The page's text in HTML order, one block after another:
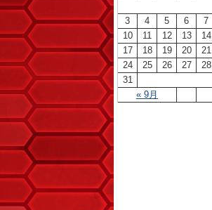
« 9月
3
4 5 6 7
10
11 12 13 14
17
18 19 20 21
24
25 26 27 28
31